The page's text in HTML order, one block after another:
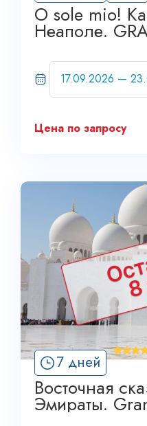
O sole mio!
Неаполе.
Цена по запросу
7 дней
'
Восточная
Эмираты.